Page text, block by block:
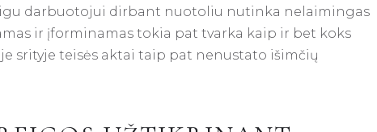
darbuotojui dirbant nuotoliu nutinka nelaimingas
ir įforminamas tokia pat tvarka kaip ir bet koks
srityje teisės aktai taip pat nenustato išimčių